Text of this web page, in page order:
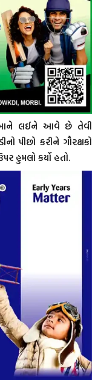
લઈને આવે છે તેવી
પીછો કરીને ગૌરક્ષકો
હુમલો કર્યો હતો.